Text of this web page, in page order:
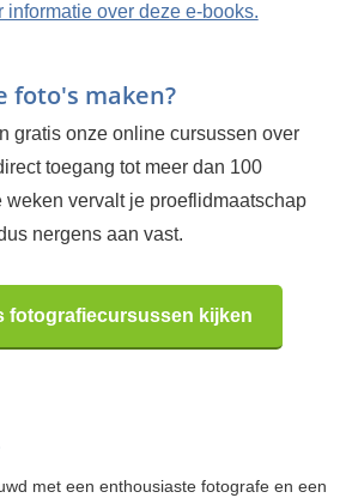
informatie over deze e-books.
foto's maken?
gratis onze online cursussen over
toegang tot meer dan 100
weken vervalt je proeflidmaatschap
nergens aan vast.
fotografiecursussen kijken
met een enthousiaste fotografe en een